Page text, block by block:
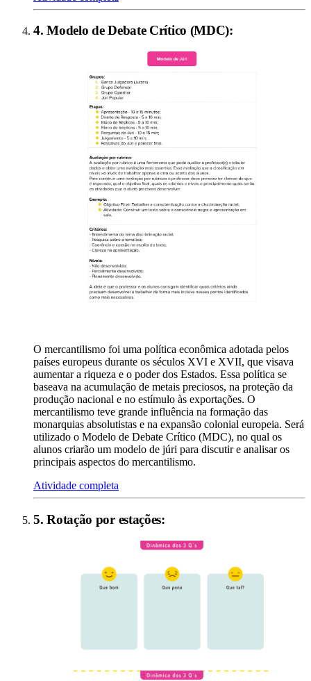
4.Modelo de Debate Crítico (MDC):
O mercantilismo foi uma política econômica adotada pelos
países europeus durante os séculos XVI e XVII, que visava
aumentar a riqueza e o poder dos Estados. Essa política se
baseava na acumulação de metais preciosos, na proteção da
produção nacional e no estímulo às exportações. O
mercantilismo teve grande influência na formação das
monarquias absolutistas e na expansão colonial europeia. Será
utilizado o Modelo de Debate Crítico (MDC), no qual os
alunos criarão um modelo de júri para discutir e analisar os
principais aspectos do mercantilismo.
Atividade completa
5.Rotação por estações: